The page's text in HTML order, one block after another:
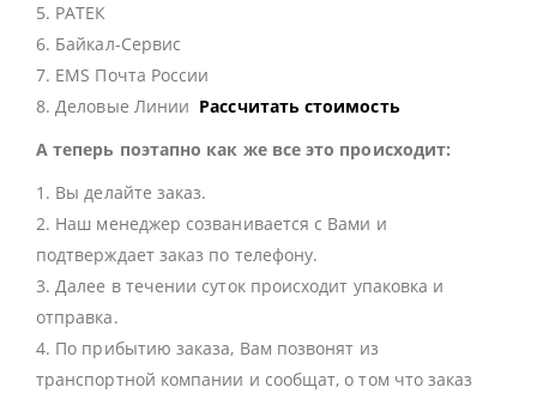
5. РАТЕК
6. Байкал-Сервис
7. EMS Почта России
8. Деловые Линии Рассчитать стоимость
А теперь поэтапно как же все это происходит:
1. Вы делайте заказ.
2. Наш менеджер созванивается с Вами и
подтверждает заказ по телефону.
3. Далее в течении суток происходит упаковка и
отправка.
4. По прибытию заказа, Вам позвонят из
транспортной компании и сообщат, о том что заказ